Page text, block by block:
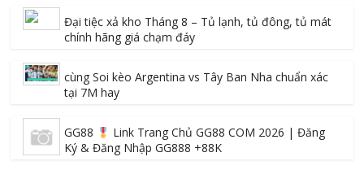
Đại tiệc xả kho Tháng 8 – Tủ lạnh, tủ đông, tủ mát
chính hãng giá chạm đáy
cùng Soi kèo Argentina vs Tây Ban Nha chuẩn xác
tại 7M hay
GG88
Link Trang Chủ GG88 COM 2026 | Đăng
Ký & Đăng Nhập GG888 +88K